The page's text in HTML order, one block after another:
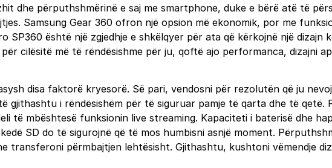
dhe përputhshmërinë e saj me smartphone, duke e bërë atë të
Samsung Gear 360 ofron një opsion më ekonomik, por me
SP360 është një zgjedhje e shkëlqyer për ata që kërkojnë një
cilësitë më të rëndësishme për ju, qoftë ajo performanca, dizajni
disa faktorë kryesorë. Së pari, vendosni për rezolutën që ju
gjithashtu i rëndësishëm për të siguruar pamje të qarta dhe të
të mbështesë funksionin live streaming. Kapaciteti i baterisë dhe
SD do të sigurojnë që të mos humbisni asnjë moment.
transferoni përmbajtjen lehtësisht. Gjithashtu, kushtoni vëmendje